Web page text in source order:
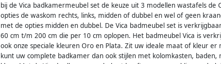
bij de Vica badkamermeubel set de keuze uit 3 modellen wastafels de
opties de waskom rechts, links, midden of dubbel en wel of geen
met de opties midden en dubbel. De Vica badmeubel set is
60 cm t/m 200 cm die per 10 cm oplopen. Het badmeubel Vica is
ook onze speciale kleuren Oro en Plata. Zit uw ideale maat of kleur
kunt uw complete badkamer dan ook stijlen met kolomkasten, baden,